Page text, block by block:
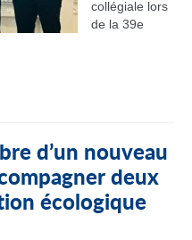
collégiale lors
de la 39e
d’un nouveau
deux
écologique